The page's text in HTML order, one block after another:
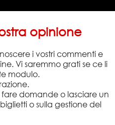
opinione
i vostri commenti e
Vi saremmo grati se ce li
modulo.
domande o lasciare un
o sulla gestione del